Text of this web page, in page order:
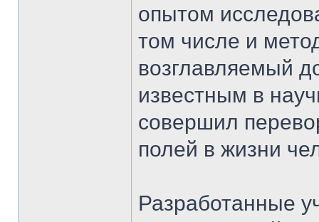
опытом
том числе и
возглавляемый
известным в
совершил
полей в жизни
Разработанные